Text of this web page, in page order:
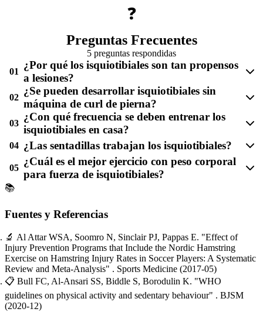
❓
Preguntas Frecuentes
5 preguntas respondidas
01
¿Por qué los isquiotibiales son tan propensos
a lesiones?
02
¿Se pueden desarrollar isquiotibiales sin
máquina de curl de pierna?
03
¿Con qué frecuencia se deben entrenar los
isquiotibiales en casa?
04 ¿Las sentadillas trabajan los isquiotibiales?
05
¿Cuál es el mejor ejercicio con peso corporal
para fuerza de isquiotibiales?
📚
Fuentes y Referencias
🔬 Al Attar WSA, Soomro N, Sinclair PJ, Pappas E. "Effect of
Injury Prevention Programs that Include the Nordic Hamstring
Exercise on Hamstring Injury Rates in Soccer Players: A Systematic
Review and Meta-Analysis" . Sports Medicine (2017-05)
📋 Bull FC, Al-Ansari SS, Biddle S, Borodulin K. "WHO
guidelines on physical activity and sedentary behaviour" . BJSM
(2020-12)